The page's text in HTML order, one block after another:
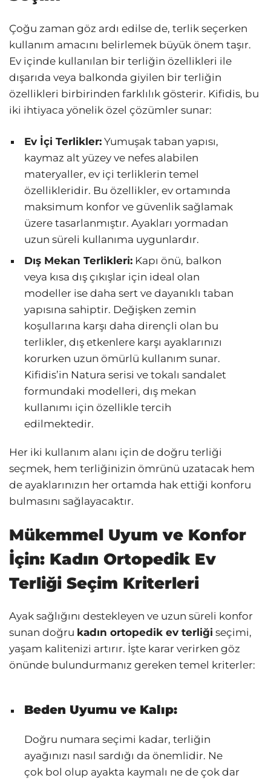
Çoğu zaman göz ardı edilse de, terlik seçerken
kullanım amacını belirlemek büyük önem taşır.
Ev içinde kullanılan bir terliğin özellikleri ile
dışarıda veya balkonda giyilen bir terliğin
özellikleri birbirinden farklılık gösterir. Kifidis, bu
iki ihtiyaca yönelik özel çözümler sunar:
Ev İçi Terlikler: Yumuşak taban yapısı,
kaymaz alt yüzey ve nefes alabilen
materyaller, ev içi terliklerin temel
özellikleridir. Bu özellikler, ev ortamında
maksimum konfor ve güvenlik sağlamak
üzere tasarlanmıştır. Ayakları yormadan
uzun süreli kullanıma uygunlardır.
Dış Mekan Terlikleri: Kapı önü, balkon
veya kısa dış çıkışlar için ideal olan
modeller ise daha sert ve dayanıklı taban
yapısına sahiptir. Değişken zemin
koşullarına karşı daha dirençli olan bu
terlikler, dış etkenlere karşı ayaklarınızı
korurken uzun ömürlü kullanım sunar.
Kifidis’in Natura serisi ve tokalı sandalet
formundaki modelleri, dış mekan
kullanımı için özellikle tercih
edilmektedir.
Her iki kullanım alanı için de doğru terliği
seçmek, hem terliğinizin ömrünü uzatacak hem
de ayaklarınızın her ortamda hak ettiği konforu
bulmasını sağlayacaktır.
Mükemmel Uyum ve Konfor
İçin: Kadın Ortopedik Ev
Terliği Seçim Kriterleri
Ayak sağlığını destekleyen ve uzun süreli konfor
sunan doğru kadın ortopedik ev terliği seçimi,
yaşam kalitenizi artırır. İşte karar verirken göz
önünde bulundurmanız gereken temel kriterler:
Beden Uyumu ve Kalıp:
Doğru numara seçimi kadar, terliğin
ayağınızı nasıl sardığı da önemlidir. Ne
çok bol olup ayakta kaymalı ne de çok dar